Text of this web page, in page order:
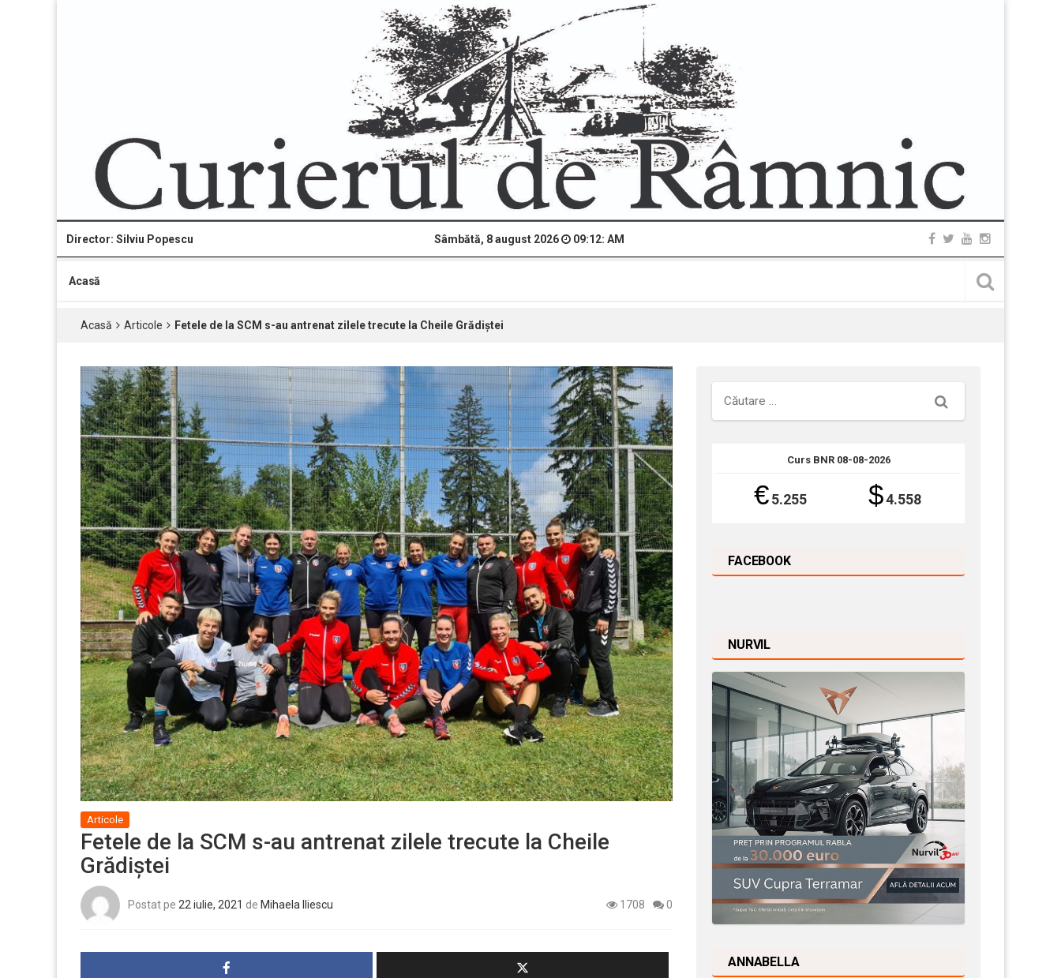
Director: Silviu Popescu Sâmbătă, 8 august 2026 09:12: AM
Acasă
Acasă Articole Fetele de la SCM s-au antrenat zilele trecute la Cheile Grădiștei
Articole
Fetele de la SCM s-au antrenat zilele trecute la Cheile
Grădiștei
Postat pe 22 iulie, 2021 de Mihaela Iliescu 1708 0
Căutare
Curs BNR 08-08-2026
€ 5.255 $4.558
FACEBOOK
NURVIL
ANNABELLA